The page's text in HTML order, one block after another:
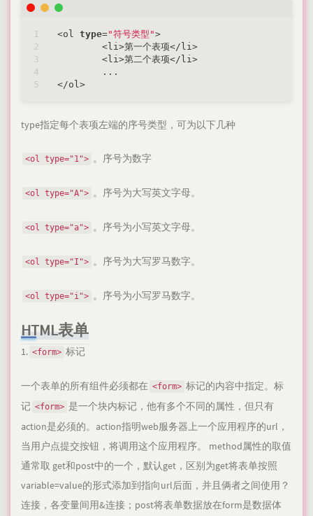
<ol type="符号类型">
<li >第一个表项</li >
<li >第二个表项</li >
</ol >
type指定每个表项左端的序号类型，可为以下几种
<ol type="1"> 。序号为数字
<ol type="A"> 。序号为大写英文字母。
<ol type="a"> 。序号为小写英文字母。
<ol type="I"> 。序号为大写罗马数字。
<ol type="i"> 。序号为小写罗马数字。
HTML表单
1. <form> 标记
一个表单的所有组件必须都在 <form> 标记的内容中指定。标
记 <form> 是一个块内标记，他有多个不同的属性，但只有
action是必须的。action指明web服务器上一个应用程序的url，
当用户点提交按钮，将调用这个应用程序。 method属性的取值
通常取 get和post中的一个，默认get，区别为get将表单按照
variable=value的形式添加到指向url后面，并且俩者之间使用？
连接，各变量间用&连接；post将表单数据放在form是数据体